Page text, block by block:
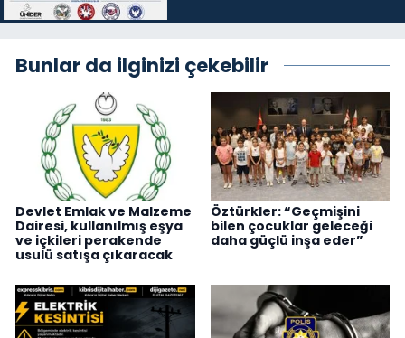
Bunlar da ilginizi çekebilir
Devlet Emlak ve Malzeme
Dairesi, kullanılmış eşya
ve içkileri perakende
usulü satışa çıkaracak
Öztürkler: “Geçmişini
bilen çocuklar geleceği
daha güçlü inşa eder”